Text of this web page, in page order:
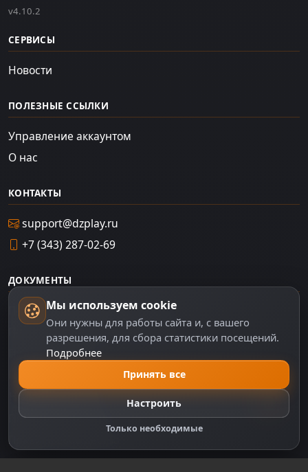
v4.10.2
СЕРВИСЫ
Новости
ПОЛЕЗНЫЕ ССЫЛКИ
Управление аккаунтом
О нас
КОНТАКТЫ
support@dzplay.ru
+7 (343) 287-02-69
ДОКУМЕНТЫ
Пользовательское соглашение
Политика персональных данных
Правила оплаты
Настройки cookie
Правообладателям
Правила сообщества
Мы используем cookie
Они нужны для работы сайта и, с вашего
разрешения, для сбора статистики посещений.
Подробнее
Принять все
Настроить
Только необходимые